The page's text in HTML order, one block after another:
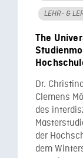
LEHR- &
The
Dr.
Clemens
des
der
dem